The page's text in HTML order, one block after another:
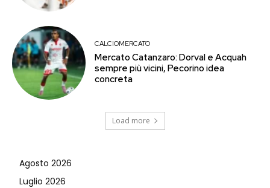
CALCIOMERCATO
Mercato Catanzaro: Dorval e Acquah
sempre più vicini, Pecorino idea
concreta
Load more
Agosto 2026
Luglio 2026